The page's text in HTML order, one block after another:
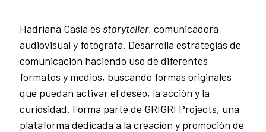
Hadriana Casla es storyteller, comunicadora
audiovisual y fotógrafa. Desarrolla estrategias de
comunicación haciendo uso de diferentes
formatos y medios, buscando formas originales
que puedan activar el deseo, la acción y la
curiosidad. Forma parte de GRIGRI Projects, una
plataforma dedicada a la creación y promoción de